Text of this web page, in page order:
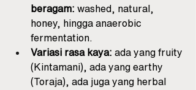
beragam: washed, natural,
honey, hingga anaerobic
fermentation.
Variasi rasa kaya: ada yang fruity
(Kintamani), ada yang earthy
(Toraja), ada juga yang herbal